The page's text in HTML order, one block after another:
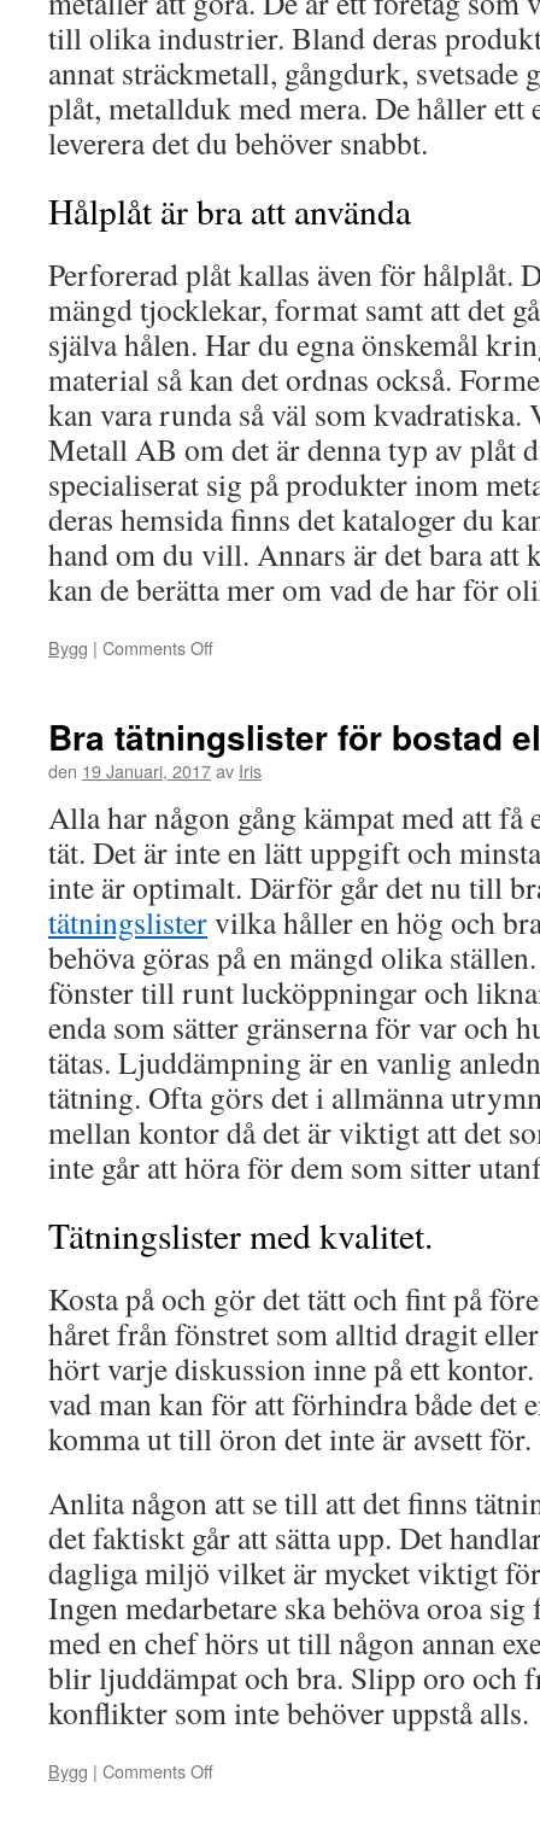
till olika industrier. Bland deras
annat sträckmetall, gångdurk, svetsade
plåt, metallduk med mera. De håller ett
leverera det du behöver snabbt.
Hålplåt är bra att använda
Perforerad plåt kallas även för hålplåt.
mängd tjocklekar, format samt att det
själva hålen. Har du egna önskemål
material så kan det ordnas också.
kan vara runda så väl som
Metall AB om det är denna typ av plåt
specialiserat sig på produkter inom
deras hemsida finns det kataloger du
hand om du vill. Annars är det bara att
kan de berätta mer om vad de har för
Bygg | Comments Off
Bra tätningslister för bostad
den 19 Januari, 2017av Iris
Alla har någon gång kämpat med att få
tät. Det är inte en lätt uppgift och
inte är optimalt. Därför går det nu till
tätningslistervilka håller en hög och
behöva göras på en mängd olika
fönster till runt lucköppningar och
enda som sätter gränserna för var och
tätas. Ljuddämpning är en vanlig
tätning. Ofta görs det i allmänna
mellan kontor då det är viktigt att det
inte går att höra för dem som sitter
Tätningslister med kvalitet.
Kosta på och gör det tätt och fint på
håret från fönstret som alltid dragit
hört varje diskussion inne på ett
vad man kan för att förhindra både det
komma ut till öron det inte är avsett för.
Anlita någon att se till att det finns
det faktiskt går att sätta upp. Det
dagliga miljö vilket är mycket viktigt
Ingen medarbetare ska behöva oroa
med en chef hörs ut till någon annan
blir ljuddämpat och bra. Slipp oro och
konflikter som inte behöver uppstå alls.
Bygg | Comments Off